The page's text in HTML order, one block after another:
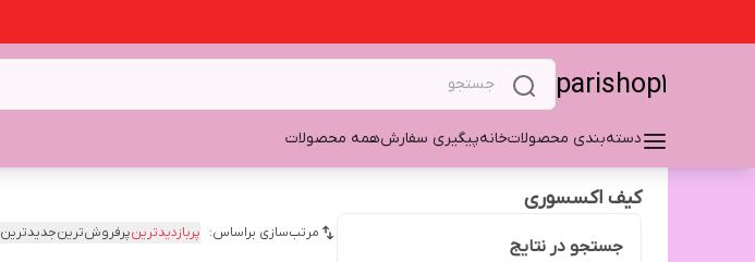
parishop1
دسته‌بندی محصولاتخانهپیگیری سفارشهمه محصولات
کیف اکسسوری
جستجو در نتایج
مرتب‌سازی براساس: پربازدیدترینپرفروش‌ترینجدیدترین